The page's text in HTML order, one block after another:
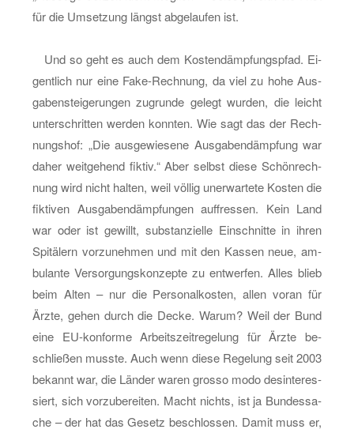
für die Um­set­zung längst ab­ge­lau­fen ist.
Und so geht es auch dem Kos­ten­dämp­fungs­pfad. Ei­
gent­lich nur eine Fake-Rech­nung, da viel zu hohe Aus­
ga­ben­stei­ge­run­gen zu­grun­de ge­legt wur­den, die leicht
un­ter­schrit­ten wer­den konn­ten. Wie sagt das der Rech­
nungs­hof: „Die aus­ge­wie­se­ne Aus­ga­ben­dämp­fung war
daher weit­ge­hend fik­tiv.“ Aber selbst diese Schön­rech­
nung wird nicht hal­ten, weil völ­lig un­er­war­te­te Kos­ten die
fik­ti­ven Aus­ga­ben­dämp­fun­gen auf­fres­sen. Kein Land
war oder ist ge­willt, sub­stan­zi­el­le Ein­schnit­te in ihren
Spi­tä­lern vor­zu­neh­men und mit den Kas­sen neue, am­
bu­lan­te Ver­sor­gungs­kon­zep­te zu ent­wer­fen. Alles blieb
beim Alten – nur die Per­so­nal­kos­ten, allen voran für
Ärzte, gehen durch die Decke. Warum? Weil der Bund
eine EU-kon­for­me Ar­beits­zeit­re­ge­lung für Ärzte be­
schlie­ßen muss­te. Auch wenn diese Re­ge­lung seit 2003
be­kannt war, die Län­der waren gros­so modo des­in­ter­es­
siert, sich vor­zu­be­rei­ten. Macht nichts, ist ja Bun­des­sa­
che – der hat das Ge­setz be­schlos­sen. Damit muss er,